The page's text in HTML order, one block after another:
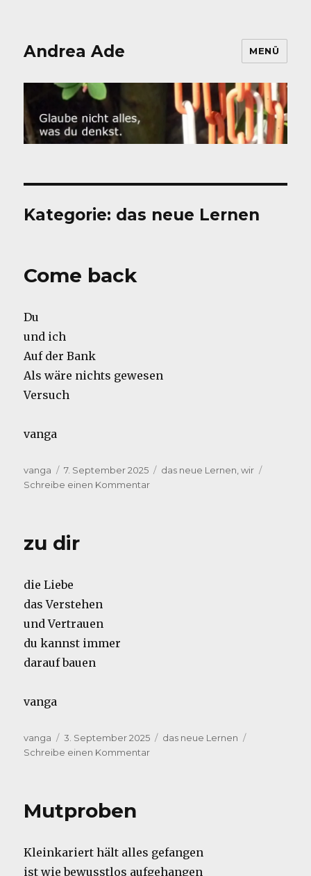
Andrea Ade MENÜ
Kategorie: das neue Lernen
Come back
Du
und ich
Auf der Bank
Als wäre nichts gewesen
Versuch
vanga
Autor
vanga
Veröffentlicht
am
7. September 2025 Kategorien
das neue Lernen,wir
Schreibe einen Kommentarzu
zu dir
die Liebe
das Verstehen
und Vertrauen
du kannst immer
darauf bauen
vanga
Autor
vanga
Veröffentlicht
am
3. September 2025 Kategorien
das neue Lernen
Schreibe einen Kommentarzu
Mutproben
Kleinkariert hält alles gefangen
ist wie bewusstlos aufgehangen